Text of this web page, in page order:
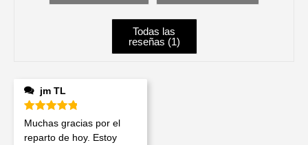
Todas las
reseñas (1)
jm TL
Valorado en
Muchas gracias por el
reparto de hoy. Estoy